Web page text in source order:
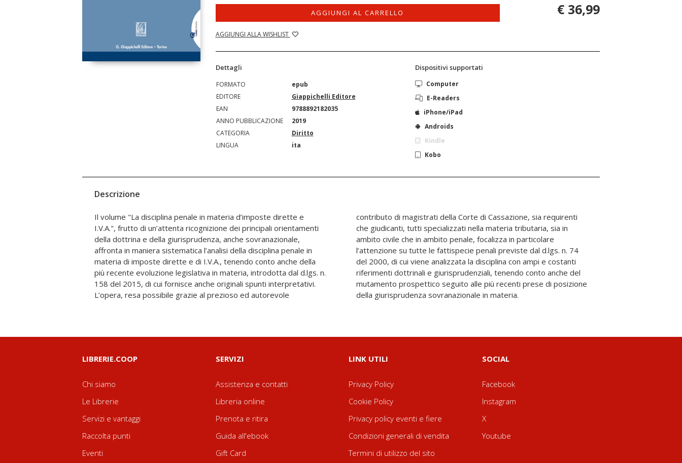
AGGIUNGI AL CARRELLO
AGGIUNGI ALLA WISHLIST
€ 36,99
Dettagli
FORMATO
epub
EDITORE
Giappichelli Editore
EAN
9788892182035
ANNO PUBBLICAZIONE
2019
CATEGORIA
Diritto
LINGUA
ita
Dispositivi supportati
Computer
E-Readers
iPhone/iPad
Androids
Kindle
Kobo
Descrizione
Il volume "La disciplina penale in materia d’imposte dirette e
I.V.A.", frutto di un’attenta ricognizione dei principali orientamenti
della dottrina e della giurisprudenza, anche sovranazionale,
affronta in maniera sistematica l’analisi della disciplina penale in
materia di imposte dirette e di I.V.A., tenendo conto anche della
più recente evoluzione legislativa in materia, introdotta dal d.lgs. n.
158 del 2015, di cui fornisce anche originali spunti interpretativi.
L’opera, resa possibile grazie al prezioso ed autorevole
contributo di magistrati della Corte di Cassazione, sia requirenti
che giudicanti, tutti specializzati nella materia tributaria, sia in
ambito civile che in ambito penale, focalizza in particolare
l’attenzione su tutte le fattispecie penali previste dal d.lgs. n. 74
del 2000, di cui viene analizzata la disciplina con ampi e costanti
riferimenti dottrinali e giurisprudenziali, tenendo conto anche del
mutamento prospettico seguito alle più recenti prese di posizione
della giurisprudenza sovranazionale in materia.
LIBRERIE.COOP
Chi siamo
Le Librerie
Servizi e vantaggi
Raccolta punti
Eventi
SERVIZI
Assistenza e contatti
Libreria online
Prenota e ritira
Guida all'ebook
Gift Card
LINK UTILI
Privacy Policy
Cookie Policy
Privacy policy eventi e fiere
Condizioni generali di vendita
Termini di utilizzo del sito
SOCIAL
Facebook
Instagram
X
Youtube